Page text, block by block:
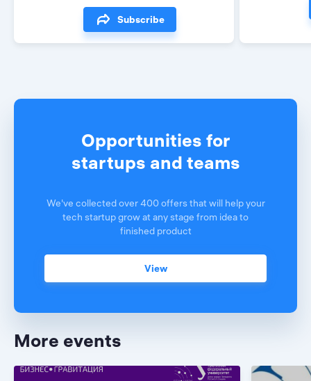
Subscribe
Opportunities for
startups and teams
We've collected over 400 offers that will help your
tech startup grow at any stage from idea to
finished product
View
More events